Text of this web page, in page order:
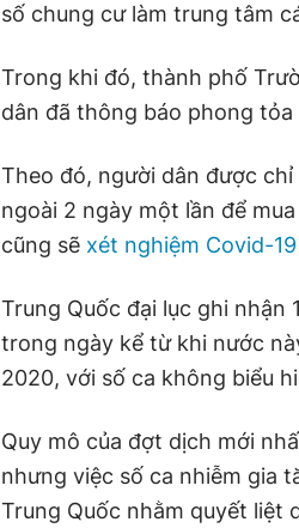
số chung cư làm trung tâm
Trong khi đó, thành phố
dân đã thông báo phong
Theo đó, người dân được
ngoài 2 ngày một lần để
cũng sẽ xét nghiệm Covid-19
Trung Quốc đại lục ghi nhận
trong ngày kể từ khi nước
2020, với số ca không biểu
Quy mô của đợt dịch mới
nhưng việc số ca nhiễm gia
Trung Quốc nhằm quyết liệt